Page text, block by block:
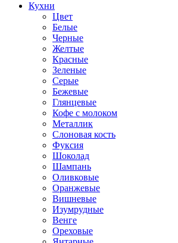
Кухни
Цвет
Белые
Черные
Желтые
Красные
Зеленые
Серые
Бежевые
Глянцевые
Кофе с молоком
Металлик
Слоновая кость
Фуксия
Шоколад
Шампань
Оливковые
Оранжевые
Вишневые
Изумрудные
Венге
Ореховые